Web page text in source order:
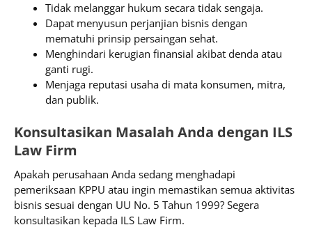
Tidak melanggar hukum secara tidak sengaja.
Dapat menyusun perjanjian bisnis dengan
mematuhi prinsip persaingan sehat.
Menghindari kerugian finansial akibat denda atau
ganti rugi.
Menjaga reputasi usaha di mata konsumen, mitra,
dan publik.
Konsultasikan Masalah Anda dengan ILS
Law Firm
Apakah perusahaan Anda sedang menghadapi
pemeriksaan KPPU atau ingin memastikan semua aktivitas
bisnis sesuai dengan UU No. 5 Tahun 1999? Segera
konsultasikan kepada ILS Law Firm.